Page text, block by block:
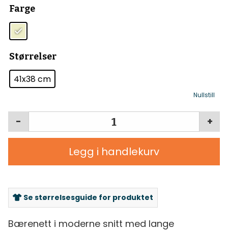
Farge
Størrelser
41x38 cm
Nullstill
+
-
Legg i handlekurv
Se størrelsesguide for produktet
Bærenett i moderne snitt med lange